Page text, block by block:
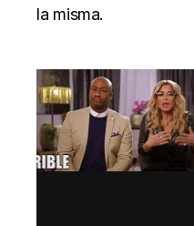
la misma.